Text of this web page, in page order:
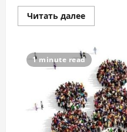
Читать далееПрочитать
больше
1 minute read